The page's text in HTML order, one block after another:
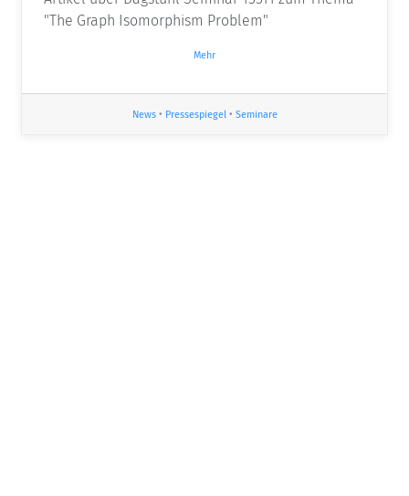
"The Graph Isomorphism Problem"
Mehr
News• Pressespiegel• Seminare